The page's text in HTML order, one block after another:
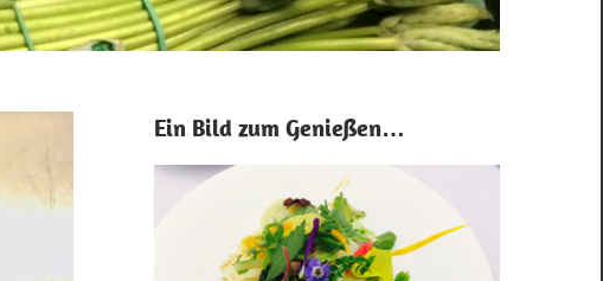
Ein Bild zum Genießen…